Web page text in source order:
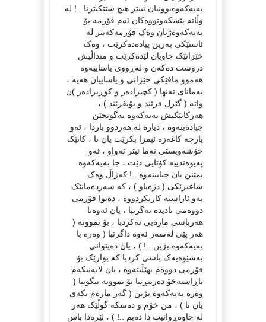
بەیەکەوەبوونیان ئییتر هیچ شتێکیترنا ..! لە
وڵاتە پێشکەوتووەکان ئەم فۆرمە بۆ
بەیەکەوەژیان وەک فۆرمەکەیتر لە
ئاستێکی بەرین پیادەدەکرێت ، وەک
خێزانێک چاویان لێدەکرێت و منداڵیش
دروست دەکەن و لەڕووی یاساییەوە
هەموو مافێکی خێزانی و یاساییان هەیە ،
بەمانای تەنها ( کچبرادەر و کوڕبرادەر )ن
واتە ( گێرل فرێند و بۆیفرێند ) ،
هەرکاتێکیش بەیەکەوە نەگونجێن
جیادەبنەوە ، دیارە لە هەردوو باردا ، ئەو
پارچە کاغەزە ئیمزا بکرێت یان نا ، کاتێک
خۆشەویستی نەما ئیتر تەواو ، ئەو
پەیوەندییە کۆتایی دێت ، جا بەیەکەوە
بمێنن یان جیاببنەوە ..! کەژاڵ وەک
شاعیرێکی ( دژەباو ) ، کە سەردەمانێک
بەو ئاراستە کاریکردووە ، دەبوا فۆرمی
دووەمی نادیدە نەگرتبا ، یان ئەوەتا
هەرباسی مارەیی نەکردبا ، بۆ نموونە (
هەر پێی لەسەر ئەوە داگرتبا ( وەرە با
بەیەکەوە بژین ..! ) ، یان دەیتوانی
بەشێوەیەک باسی کردبا کە بوارێک بۆ
فۆرمی دووەم بهێڵیتەوە ، یان لایەنیکەم
ناڕاستەخۆ دەریبڕیبا بۆ نموونە بیگوتبا (
وەرە بەیەکەوە بژین ( گەر مارەم بکەی
یان نا ) ، من خۆم و دەسکە گوڵێک هەر
لە چاوەڕوانیت دا دەبم ..! ) ، لێرەدا باس